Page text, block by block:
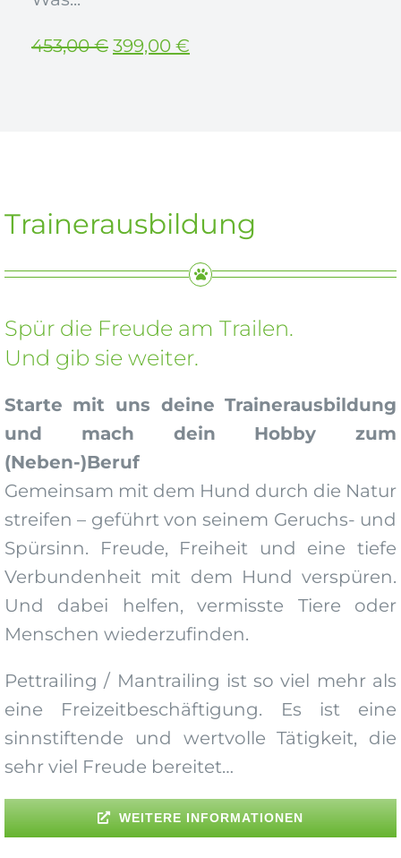
453,00€ Ursprünglicher
399,00 €Aktueller
Trainerausbildung
Spür die Freude am Trailen.
Und gib sie weiter.
Starte mit uns deine Trainerausbildung
und mach dein Hobby zum
(Neben-)Beruf
Gemeinsam mit dem Hund durch die Natur
streifen – geführt von seinem Geruchs- und
Spürsinn. Freude, Freiheit und eine tiefe
Verbundenheit mit dem Hund verspüren.
Und dabei helfen, vermisste Tiere oder
Menschen wiederzufinden.
Pettrailing / Mantrailing ist so viel mehr als
eine Freizeitbeschäftigung. Es ist eine
sinnstiftende und wertvolle Tätigkeit, die
sehr viel Freude bereitet…
WEITERE INFORMATIONEN